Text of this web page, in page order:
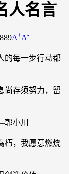
人名言
A+A-
的每一步行动都
尚存须努力，留
小川
朽，我愿意燃烧